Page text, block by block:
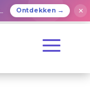
Ontdekken → ✕